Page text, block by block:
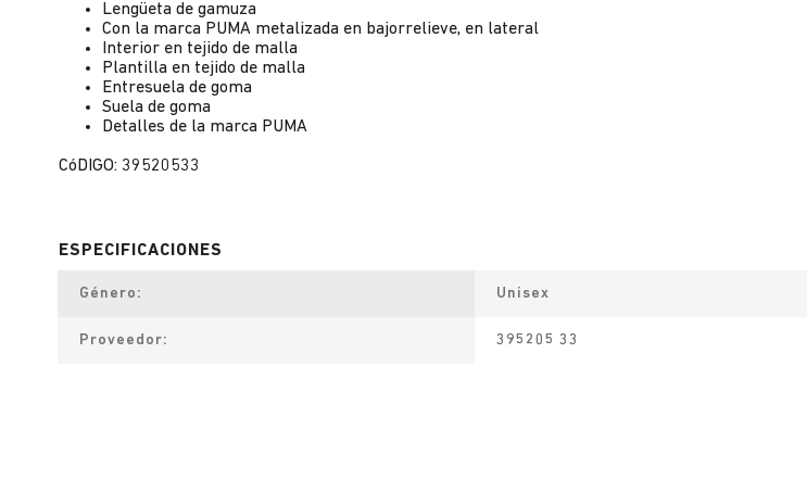
Lengüeta de gamuza
Con la marca PUMA metalizada en bajorrelieve, en lateral
Interior en tejido de malla
Plantilla en tejido de malla
Entresuela de goma
Suela de goma
Detalles de la marca PUMA
CóDIGO: 39520533
Género Unisex
Proveedor 395205 33